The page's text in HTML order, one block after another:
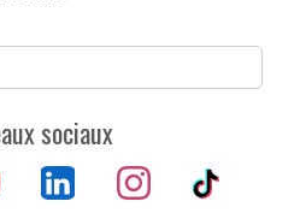
sociaux